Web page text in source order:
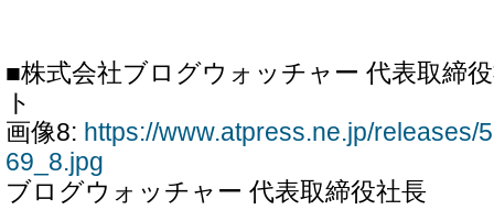
■株式会社ブログウォッチャー 代表取締
ト
画像8: https://www.atpress.ne.jp/releases/
69_8.jpg
ブログウォッチャー 代表取締役社長